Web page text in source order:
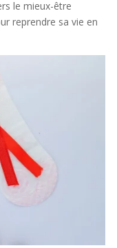
le mieux-être
reprendre sa vie en